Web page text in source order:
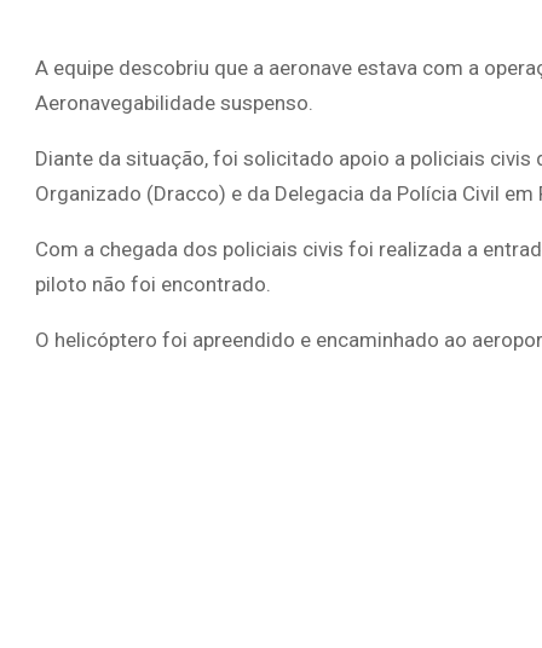
A equipe descobriu que a aeronave estava com a
Aeronavegabilidade suspenso.
Diante da situação, foi solicitado apoio a policiais civis
Organizado (Dracco) e da Delegacia da Polícia Civil em
Com a chegada dos policiais civis foi realizada a
piloto não foi encontrado.
O helicóptero foi apreendido e encaminhado ao